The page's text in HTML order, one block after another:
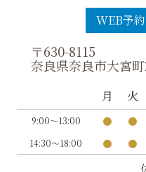
WEB予約
〒630-8115
奈良県奈良市大宮
月 火
9:00～13:00 ● ●
14:30～18:00 ● ●